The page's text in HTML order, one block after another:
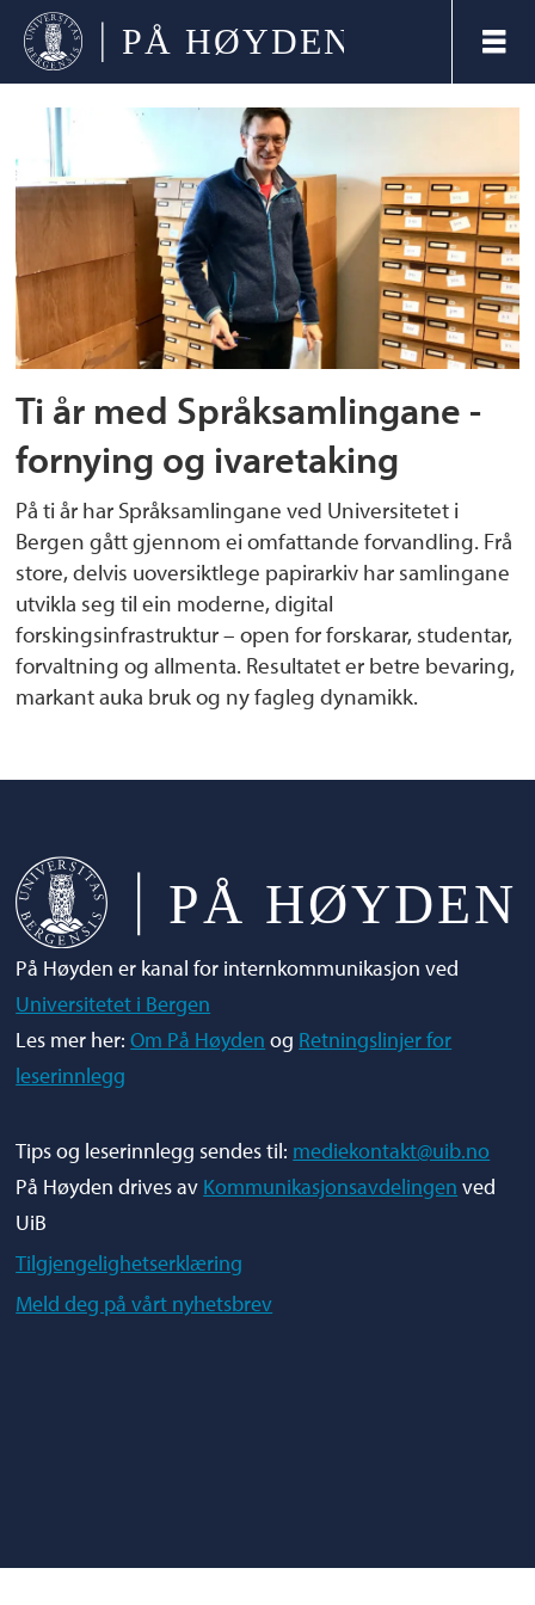
Tag:
gammelnorsk
Ti år med Språksamlingane -
fornying og ivaretaking
På ti år har Språksamlingane ved Universitetet i
Bergen gått gjennom ei omfattande forvandling. Frå
store, delvis uoversiktlege papirarkiv har samlingane
utvikla seg til ein moderne, digital
forskingsinfrastruktur – open for forskarar, studentar,
forvaltning og allmenta. Resultatet er betre bevaring,
markant auka bruk og ny fagleg dynamikk.
På Høyden er kanal for internkommunikasjon ved
Universitetet i Bergen
Les mer her:Om På Høyden og Retningslinjer for
leserinnlegg
Tips og leserinnlegg sendes til: mediekontakt@uib.no
På Høyden drives av Kommunikasjonsavdelingen ved
UiB
Tilgjengelighetserklæring
Meld deg på vårt nyhetsbrev